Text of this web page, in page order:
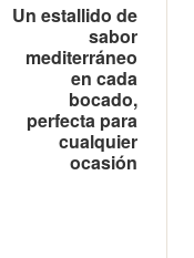
Un estallido de
sabor
mediterráneo
en cada
bocado,
perfecta para
cualquier
ocasión